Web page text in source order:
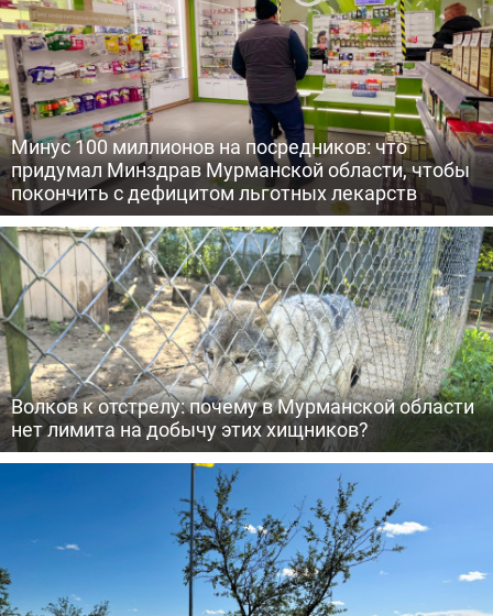
Минус 100 миллионов на посредников: что
придумал Минздрав Мурманской области, чтобы
покончить с дефицитом льготных лекарств
Волков к отстрелу: почему в Мурманской области
нет лимита на добычу этих хищников?